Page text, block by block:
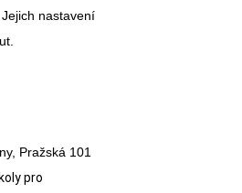
nastavení
Pražská 101
pro